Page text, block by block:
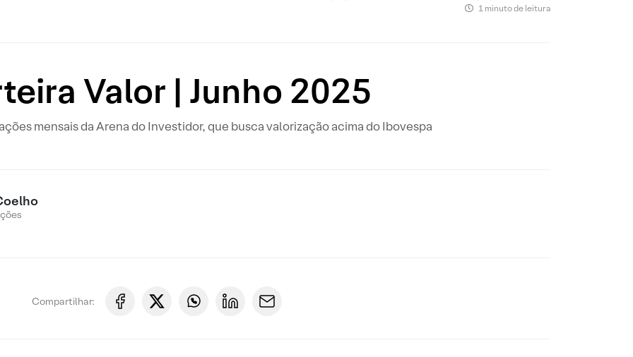
1 minuto de leitura
Valor | Junho 2025
mensais da Arena do Investidor, que busca valorização acima do Ibovespa
Compartilhar: